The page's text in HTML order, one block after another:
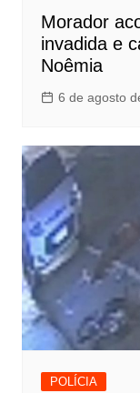
Morador
invadida e
Noêmia
6 de agosto
POLÍCIA